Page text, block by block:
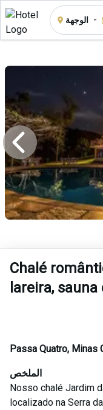
الوجهة -
Chalé
lareira,
Passa Quatro, Minas
الملخص
Nosso chalé Jardim
localizado na Serra